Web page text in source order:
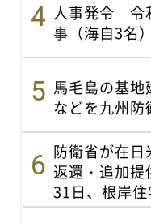
人事発令 令
事（海自3名）
馬毛島の基
などを九州防
防衛省が在
返還・追加提
31日、根岸住